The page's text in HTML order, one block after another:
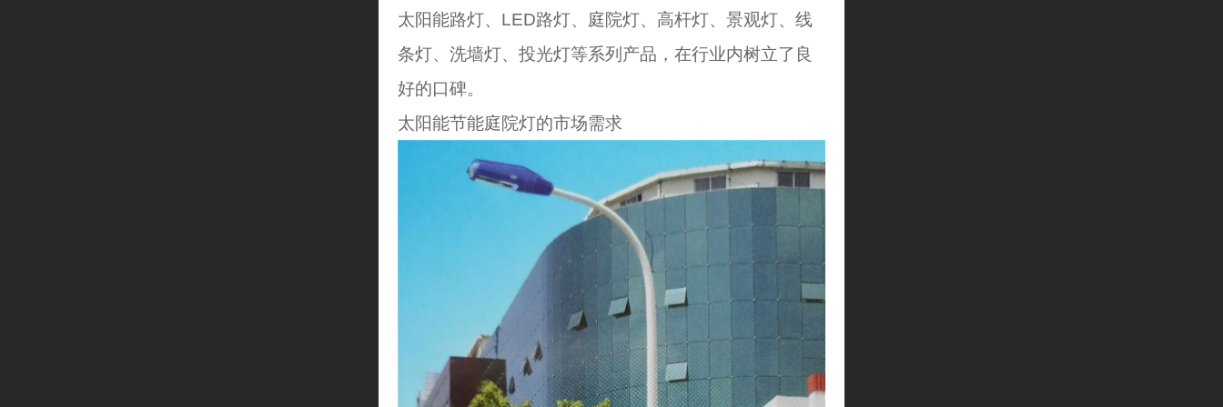
太阳能路灯、LED路灯、庭院灯、高杆灯、景观灯、线
条灯、洗墙灯、投光灯等系列产品，在行业内树立了良
好的口碑。
太阳能节能庭院灯的市场需求